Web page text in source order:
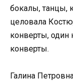
бокалы, танцы,
целовала
конверты, один
конверты.
Галина